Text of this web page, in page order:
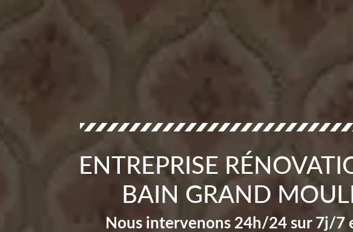
ENTREPRISE
BAIN GRAND
Nous intervenons 24h/24 sur 7j/7